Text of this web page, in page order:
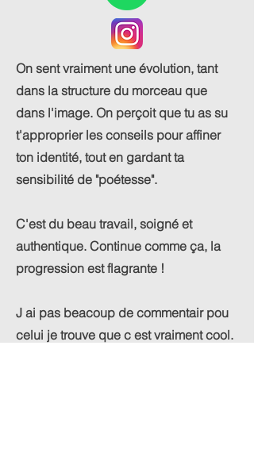
On sent vraiment une évolution, tant
dans la structure du morceau que
dans l'image. On perçoit que tu as su
t'approprier les conseils pour affiner
ton identité, tout en gardant ta
sensibilité de "poétesse".
C'est du beau travail, soigné et
authentique. Continue comme ça, la
progression est flagrante !
J ai pas beacoup de commentair pou
celui je trouve que c est vraiment cool.